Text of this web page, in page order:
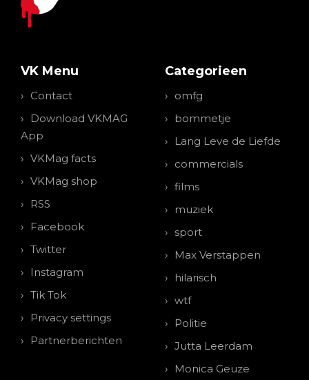
VK Menu
Contact
Download VKMAG
App
VKMag facts
VKMag shop
RSS
Facebook
Twitter
Instagram
Tik Tok
Privacy settings
Partnerberichten
Categorieen
omfg
bommetje
Lang Leve de Liefde
commercials
films
muziek
sport
Max Verstappen
hilarisch
wtf
Politie
Jutta Leerdam
Monica Geuze